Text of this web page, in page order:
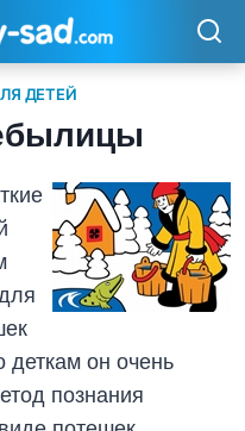
ДЕТЕЙ
деткам он очень
познания